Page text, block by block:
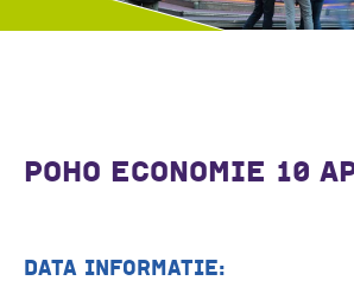
POHO ECONOMIE 10
DATA INFORMATIE: